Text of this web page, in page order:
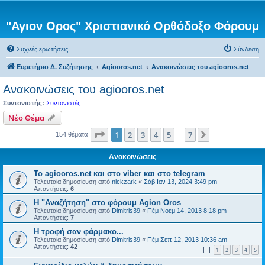
"Αγιον Ορος" Χριστιανικό Ορθόδοξο Φόρουμ
Συχνές ερωτήσεις Σύνδεση
Ευρετήριο Δ. Συζήτησης Agiooros.net Ανακοινώσεις του agiooros.net
Ανακοινώσεις του agiooros.net
Συντονιστής: Συντονιστές
Νέο Θέμα
154 θέματα Σελίδα από7
1 2 3 4 5 7
Ανακοινώσεις
Το agiooros.net και στο viber και στο telegram
Τελευταία δημοσίευση από nickzark « Σάβ Ιαν 13, 2024 3:49 pm
Απαντήσεις: 6
Η "Αναζήτηση" στο φόρουμ Agion Oros
Τελευταία δημοσίευση από Dimitris39 « Πέμ Νοέμ 14, 2013 8:18 pm
Απαντήσεις: 7
H τροφή σαν φάρμακο...
Τελευταία δημοσίευση από Dimitris39 « Πέμ Σεπ 12, 2013 10:36 am
Απαντήσεις: 42 1 2 3 4 5